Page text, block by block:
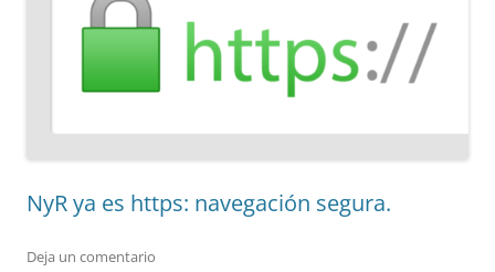
NyR ya es https: navegación segura.
Deja un comentario